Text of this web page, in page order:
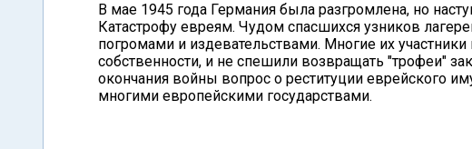
В мае 1945 года Германия была разгромлена, но
Катастрофу евреям. Чудом спасшихся узников
погромами и издевательствами. Многие их
собственности, и не спешили возвращать "трофеи"
окончания войны вопрос о реституции еврейского
многими европейскими государствами.